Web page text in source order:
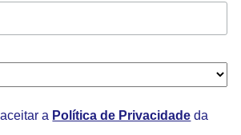
a Política de Privacidade da